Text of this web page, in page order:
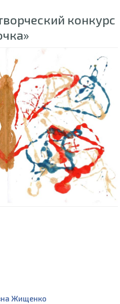
конкурс
Жищенко